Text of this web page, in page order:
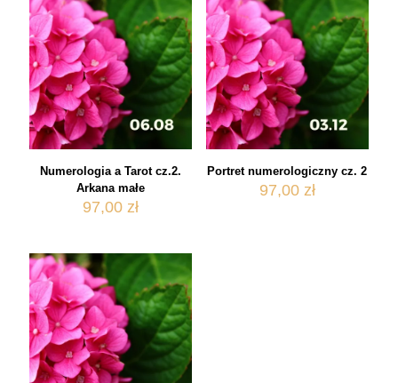
Numerologia a Tarot cz.2.
Arkana małe
97,00zł
Portret numerologiczny cz. 2
97,00 zł